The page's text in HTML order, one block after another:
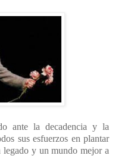
ante la decadencia y la
sus esfuerzos en plantar
legado y un mundo mejor a